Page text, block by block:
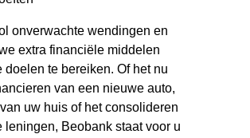
onverwachte wendingen en
extra financiële middelen
doelen te bereiken. Of het nu
van een nieuwe auto,
uw huis of het consolideren
leningen, Beobank staat voor u